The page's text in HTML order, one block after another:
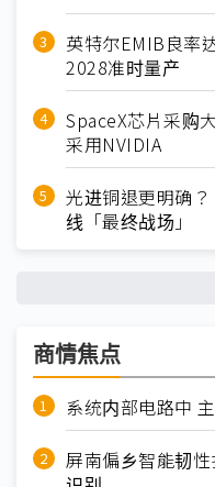
英特尔EMIB良率
2028准时量产
SpaceX芯片采购
采用NVIDIA
光进铜退更明确
线「最终战场」
商情焦点
系统内部电路中
屏南偏乡智能韧